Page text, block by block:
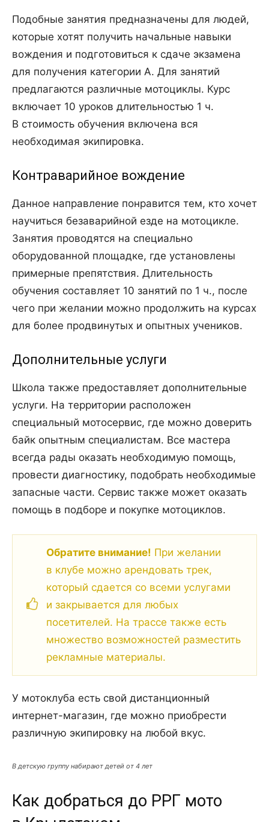
Подобные занятия предназначены для людей,
которые хотят получить начальные навыки
вождения и подготовиться к сдаче экзамена
для получения категории А. Для занятий
предлагаются различные мотоциклы. Курс
включает 10 уроков длительностью 1 ч.
В стоимость обучения включена вся
необходимая экипировка.
Контраварийное вождение
Данное направление понравится тем, кто хочет
научиться безаварийной езде на мотоцикле.
Занятия проводятся на специально
оборудованной площадке, где установлены
примерные препятствия. Длительность
обучения составляет 10 занятий по 1 ч., после
чего при желании можно продолжить на курсах
для более продвинутых и опытных учеников.
Дополнительные услуги
Школа также предоставляет дополнительные
услуги. На территории расположен
специальный мотосервис, где можно доверить
байк опытным специалистам. Все мастера
всегда рады оказать необходимую помощь,
провести диагностику, подобрать необходимые
запасные части. Сервис также может оказать
помощь в подборе и покупке мотоциклов.
Обратите внимание! При желании
в клубе можно арендовать трек,
который сдается со всеми услугами
и закрывается для любых
посетителей. На трассе также есть
множество возможностей разместить
рекламные материалы.
У мотоклуба есть свой дистанционный
интернет-магазин, где можно приобрести
различную экипировку на любой вкус.
В детскую группу набирают детей от 4 лет
Как добраться до РРГ мото